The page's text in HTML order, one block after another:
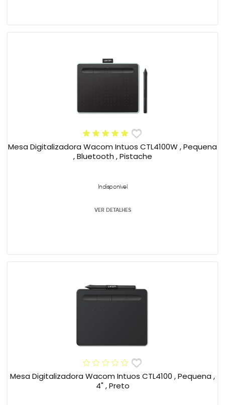
Mesa Digitalizadora Wacom Intuos CTL4100W , Pequena
, Bluetooth , Pistache
Indisponível
VER DETALHES
Mesa Digitalizadora Wacom Intuos CTL4100 , Pequena ,
4" , Preto